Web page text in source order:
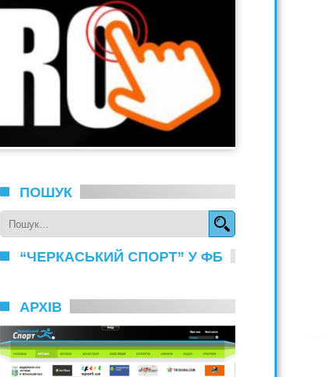
ПОШУК
“ЧЕРКАСЬКИЙ СПОРТ” У ФБ
АРХІВ